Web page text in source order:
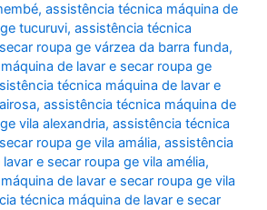
,assistência técnica máquina de
tucuruvi,assistência técnica
roupa ge várzea da barra funda,
de lavar e secar roupa ge
técnica máquina de lavar e
,assistência técnica máquina de
vila alexandria,assistência técnica
roupa ge vila amália,assistência
e secar roupa ge vila amélia,
de lavar e secar roupa ge vila
técnica máquina de lavar e secar